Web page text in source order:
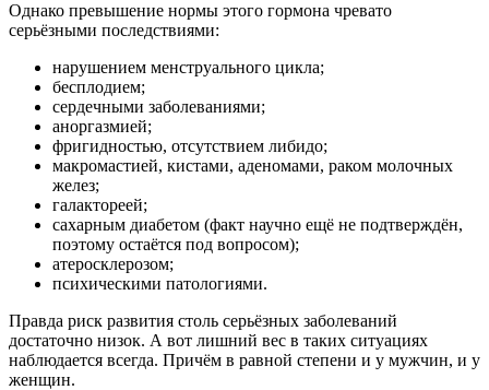
Однако превышение нормы этого гормона чревато
серьёзными последствиями:
нарушением менструального цикла;
бесплодием;
сердечными заболеваниями;
аноргазмией;
фригидностью, отсутствием либидо;
макромастией, кистами, аденомами, раком молочных
желез;
галактореей;
сахарным диабетом (факт научно ещё не подтверждён,
поэтому остаётся под вопросом);
атеросклерозом;
психическими патологиями.
Правда риск развития столь серьёзных заболеваний
достаточно низок. А вот лишний вес в таких ситуациях
наблюдается всегда. Причём в равной степени и у мужчин, и у
женщин.